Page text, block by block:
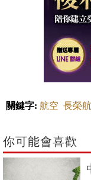
關鍵字: 航空 長榮
你可能會喜歡